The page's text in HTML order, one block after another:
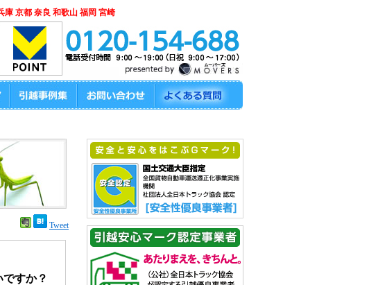
Tweet
すか？
京都 奈良 和歌山 福岡 宮崎